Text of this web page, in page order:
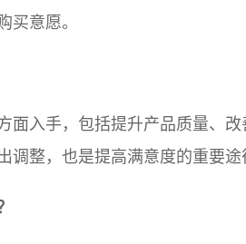
买意愿。
面入手，包括提升产品质量、
整，也是提高满意度的重要途